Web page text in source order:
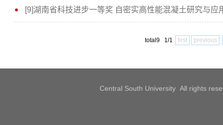
[9]湖南省科技进步一等奖 自密实高性能混凝土研究与应
total9 1/1 first previous
Central South University All rights